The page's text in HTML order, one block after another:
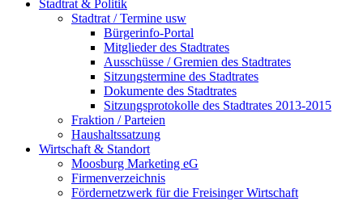
Stadtrat & Politik
Stadtrat / Termine usw
Bürgerinfo-Portal
Mitglieder des Stadtrates
Ausschüsse / Gremien des Stadtrates
Sitzungstermine des Stadtrates
Dokumente des Stadtrates
Sitzungsprotokolle des Stadtrates 2013-2015
Fraktion / Parteien
Haushaltssatzung
Wirtschaft & Standort
Moosburg Marketing eG
Firmenverzeichnis
Fördernetzwerk für die Freisinger Wirtschaft